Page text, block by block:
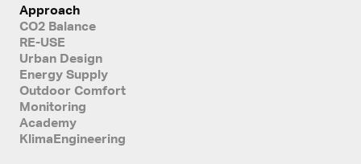
Approach
CO2 Balance
RE-USE
Urban Design
Energy Supply
Outdoor Comfort
Monitoring
Academy
KlimaEngineering